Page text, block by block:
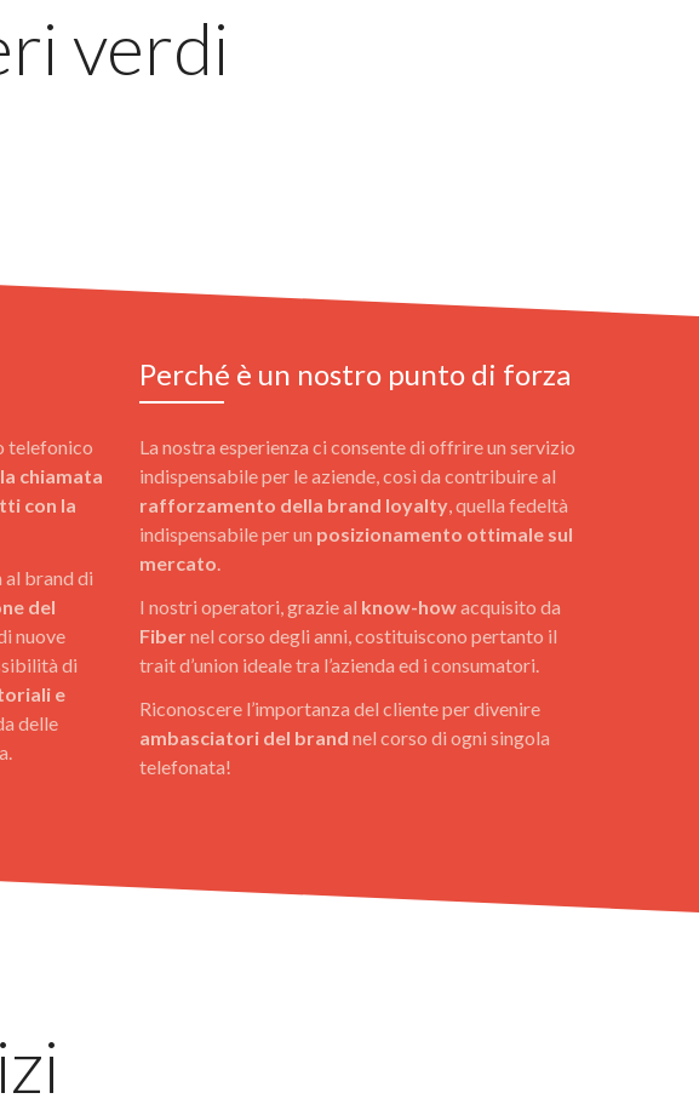
verdi
telefonico
chiamata
con la
al brand di
del
nuove
di
e
delle
Perché è un nostro punto di forza
La nostra esperienza ci consente di offrire un servizio
indispensabile per le aziende, così da contribuire al
rafforzamento della brand loyalty, quella fedeltà
indispensabile per un posizionamento ottimale sul
mercato.
I nostri operatori, grazie al know-howacquisito da
Fiber nel corso degli anni, costituiscono pertanto il
trait d’union ideale tra l’azienda ed i consumatori.
Riconoscere l’importanza del cliente per divenire
ambasciatori del brand nel corso di ogni singola
telefonata!